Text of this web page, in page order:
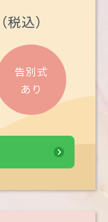
（税込）
告別式
あり